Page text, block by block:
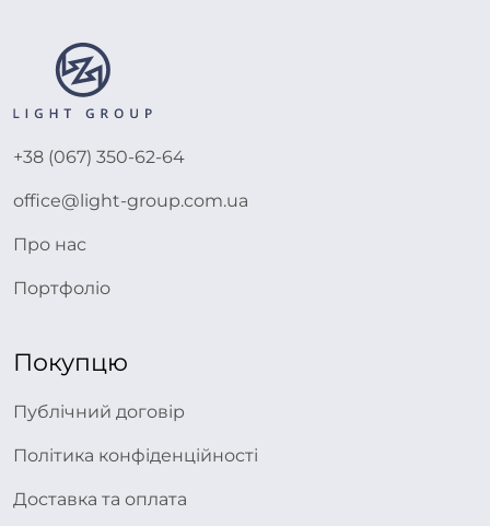
+38 (067) 350-62-64
office@light-group.com.ua
Про нас
Портфоліо
Покупцю
Публічний договір
Політика конфіденційності
Доставка та оплата